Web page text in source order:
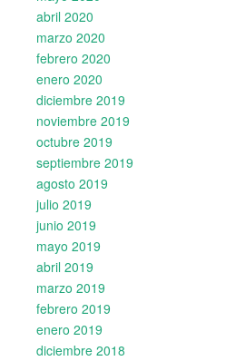
abril 2020
marzo 2020
febrero 2020
enero 2020
diciembre 2019
noviembre 2019
octubre 2019
septiembre 2019
agosto 2019
julio 2019
junio 2019
mayo 2019
abril 2019
marzo 2019
febrero 2019
enero 2019
diciembre 2018